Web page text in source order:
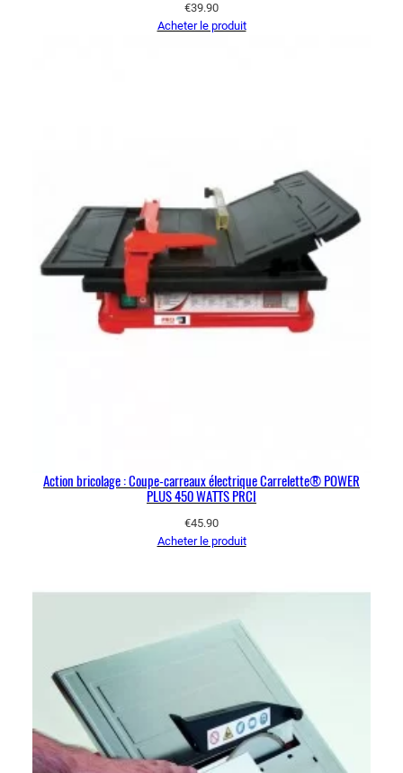
€39.90
Acheter le produit
Action bricolage : Coupe-carreaux électrique Carrelette® POWER
PLUS 450 WATTS PRCI
€45.90
Acheter le produit